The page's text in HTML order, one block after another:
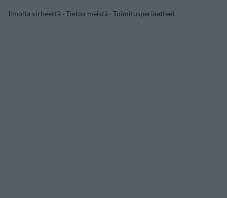
Ilmoita virheestä · Tietoa meistä · Toimitusperiaatteet